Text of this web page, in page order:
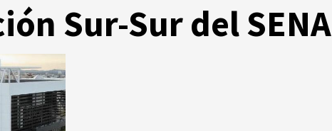
Sur-Sur del SENA